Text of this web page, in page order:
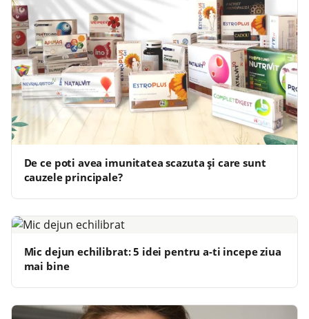
De ce poti avea imunitatea scazuta și care sunt
cauzele principale?
Mic dejun echilibrat: 5 idei pentru a-ti incepe ziua
mai bine